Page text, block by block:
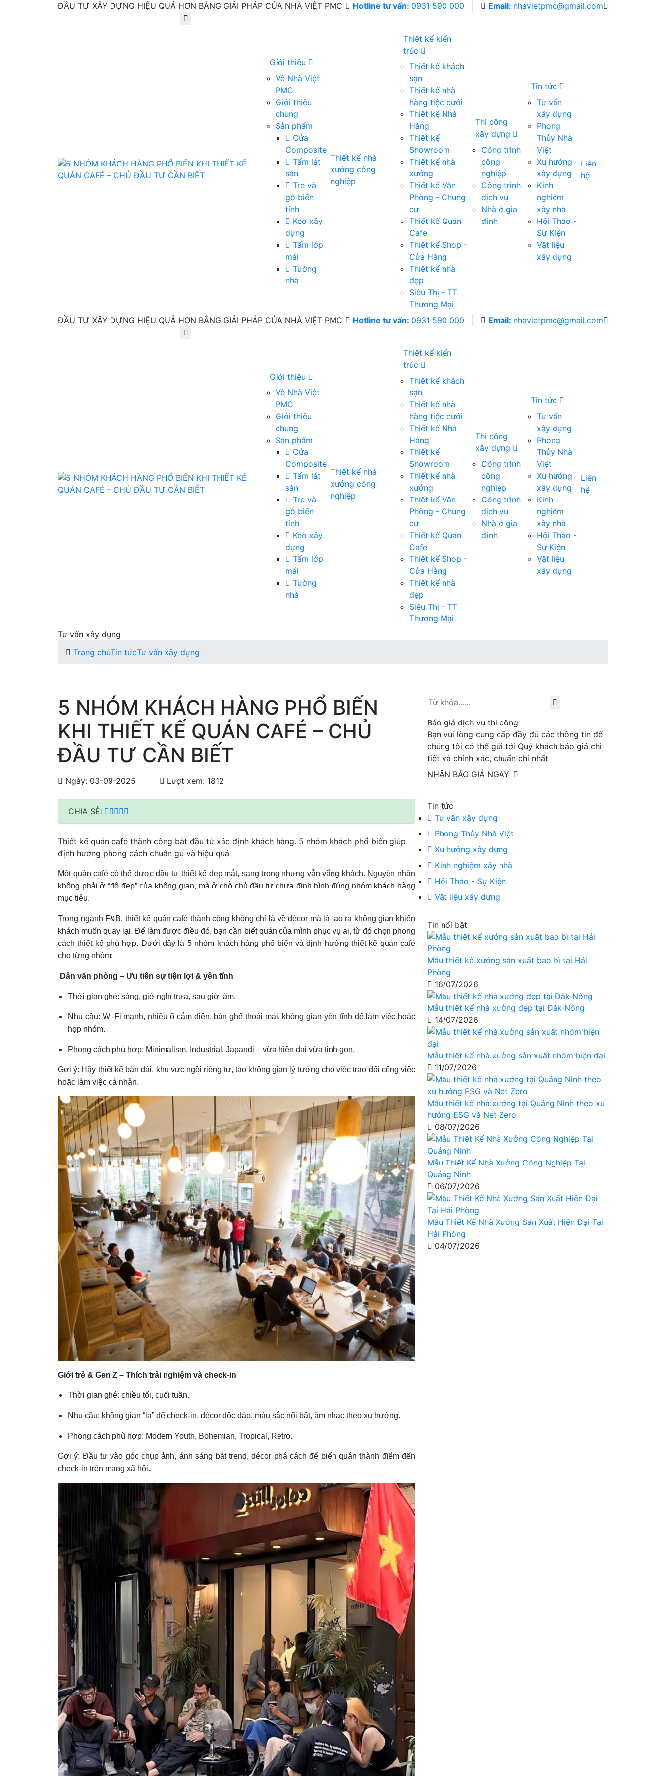
ĐẦU TƯ XÂY DỰNG HIỆU QUẢ HƠN BẰNG GIẢI PHÁP CỦA NHÀ VIỆT PMC Hotline tư vấn: 0931 590 000 Email: nhavietpmc@gmail.com
Giới thiệu
Về Nhà Việt
PMC
Giới thiệu
chung
Sản phẩm
Cửa
Composite
Tấm lát
sàn
Tre và
gỗ biến
tính
Keo xây
dựng
Tấm lớp
mái
Tường
nhà
Thiết kế nhà
xưởng công
nghiệp
Thiết kế kiến
trúc
Thiết kế khách
sạn
Thiết kế nhà
hàng tiệc cưới
Thiết kế Nhà
Hàng
Thiết kế
Showroom
Thiết kế nhà
xưởng
Thiết kế Văn
Phòng - Chung
cư
Thiết kế Quán
Cafe
Thiết kế Shop -
Cửa Hàng
Thiết kế nhà
đẹp
Siêu Thị - TT
Thương Mại
Thi công
xây dựng
Công trình
công
nghiệp
Công trình
dịch vụ
Nhà ở gia
đình
Tin tức
Tư vấn
xây dựng
Phong
Thủy Nhà
Việt
Xu hướng
xây dựng
Kinh
nghiệm
xây nhà
Hội Thảo -
Sự Kiện
Vật liệu
xây dựng
Liên
hệ
ĐẦU TƯ XÂY DỰNG HIỆU QUẢ HƠN BẰNG GIẢI PHÁP CỦA NHÀ VIỆT PMC Hotline tư vấn: 0931 590 000 Email: nhavietpmc@gmail.com
Giới thiệu
Về Nhà Việt
PMC
Giới thiệu
chung
Sản phẩm
Cửa
Composite
Tấm lát
sàn
Tre và
gỗ biến
tính
Keo xây
dựng
Tấm lớp
mái
Tường
nhà
Thiết kế nhà
xưởng công
nghiệp
Thiết kế kiến
trúc
Thiết kế khách
sạn
Thiết kế nhà
hàng tiệc cưới
Thiết kế Nhà
Hàng
Thiết kế
Showroom
Thiết kế nhà
xưởng
Thiết kế Văn
Phòng - Chung
cư
Thiết kế Quán
Cafe
Thiết kế Shop -
Cửa Hàng
Thiết kế nhà
đẹp
Siêu Thị - TT
Thương Mại
Thi công
xây dựng
Công trình
công
nghiệp
Công trình
dịch vụ
Nhà ở gia
đình
Tin tức
Tư vấn
xây dựng
Phong
Thủy Nhà
Việt
Xu hướng
xây dựng
Kinh
nghiệm
xây nhà
Hội Thảo -
Sự Kiện
Vật liệu
xây dựng
Liên
hệ
Tư vấn xây dựng
Trang chủTin tứcTư vấn xây dựng
5 NHÓM KHÁCH HÀNG PHỔ BIẾN
KHI THIẾT KẾ QUÁN CAFÉ – CHỦ
ĐẦU TƯ CẦN BIẾT
Ngày: 03-09-2025 Lượt xem: 1812
CHIA SẺ:
Thiết kế quán café thành công bắt đầu từ xác định khách hàng. 5 nhóm khách phổ biến giúp
định hướng phong cách chuẩn gu và hiệu quả
Một quán café có thể được đầu tư thiết kế đẹp mắt, sang trọng nhưng vẫn vắng khách. Nguyên nhân
không phải ở “độ đẹp” của không gian, mà ở chỗ chủ đầu tư chưa định hình đúng nhóm khách hàng
mục tiêu.
Trong ngành F&B, thiết kế quán café thành công không chỉ là về décor mà là tạo ra không gian khiến
khách muốn quay lại. Để làm được điều đó, bạn cần biết quán của mình phục vụ ai, từ đó chọn phong
cách thiết kế phù hợp. Dưới đây là 5 nhóm khách hàng phổ biến và định hướng thiết kế quán café
cho từng nhóm:
Dân văn phòng – Ưu tiên sự tiện lợi & yên tĩnh
Thời gian ghé: sáng, giờ nghỉ trưa, sau giờ làm.
Nhu cầu: Wi-Fi mạnh, nhiều ổ cắm điện, bàn ghế thoải mái, không gian yên tĩnh để làm việc hoặc
họp nhóm.
Phong cách phù hợp: Minimalism, Industrial, Japandi – vừa hiện đại vừa tinh gọn.
Gợi ý: Hãy thiết kế bàn dài, khu vực ngồi riêng tư, tạo không gian lý tưởng cho việc trao đổi công việc
hoặc làm việc cá nhân.
Giới trẻ & Gen Z – Thích trải nghiệm và check-in
Thời gian ghé: chiều tối, cuối tuần.
Nhu cầu: không gian “lạ” để check-in, décor độc đáo, màu sắc nổi bật, âm nhạc theo xu hướng.
Phong cách phù hợp: Modern Youth, Bohemian, Tropical, Retro.
Gợi ý: Đầu tư vào góc chụp ảnh, ánh sáng bắt trend, décor phá cách để biến quán thành điểm đến
check-in trên mạng xã hội.
Báo giá dịch vụ thi công
Bạn vui lòng cung cấp đầy đủ các thông tin để
chúng tôi có thể gửi tới Quý khách báo giá chi
tiết và chính xác, chuẩn chỉ nhất
NHẬN BÁO GIÁ NGAY
Tin tức
Tư vấn xây dựng
Phong Thủy Nhà Việt
Xu hướng xây dựng
Kinh nghiệm xây nhà
Hội Thảo - Sự Kiện
Vật liệu xây dựng
Tin nổi bật
Mẫu thiết kế xưởng sản xuất bao bì tại Hải
Phòng
16/07/2026
Mẫu thiết kế nhà xưởng đẹp tại Đăk Nông
14/07/2026
Mẫu thiết kế nhà xưởng sản xuất nhôm hiện đại
11/07/2026
Mẫu thiết kế nhà xưởng tại Quảng Ninh theo xu
hướng ESG và Net Zero
08/07/2026
Mẫu Thiết Kế Nhà Xưởng Công Nghiệp Tại
Quảng Ninh
06/07/2026
Mẫu Thiết Kế Nhà Xưởng Sản Xuất Hiện Đại Tại
Hải Phòng
04/07/2026